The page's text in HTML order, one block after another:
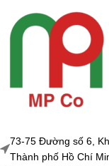
73-75 Đường số 6,
Thành phố Hồ Chí